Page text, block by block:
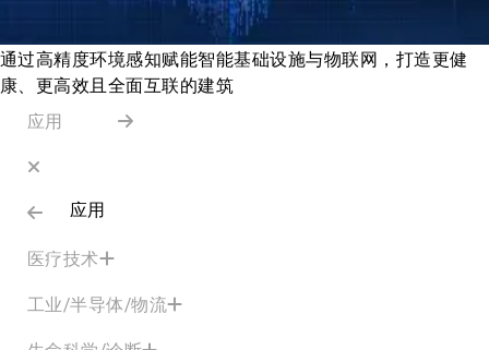
通过高精度环境感知赋能智能基础设施与物联网，打造更健
康、更高效且全面互联的建筑
应用
应用
医疗技术
工业/半导体/物流